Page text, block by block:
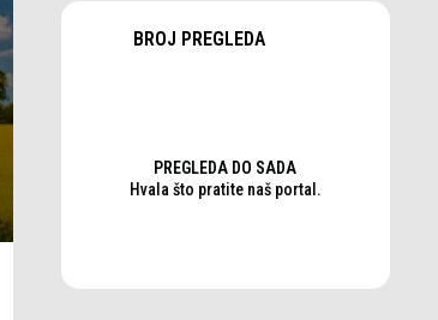
BROJ PREGLEDA
PREGLEDA DO SADA
Hvala što pratite naš portal.